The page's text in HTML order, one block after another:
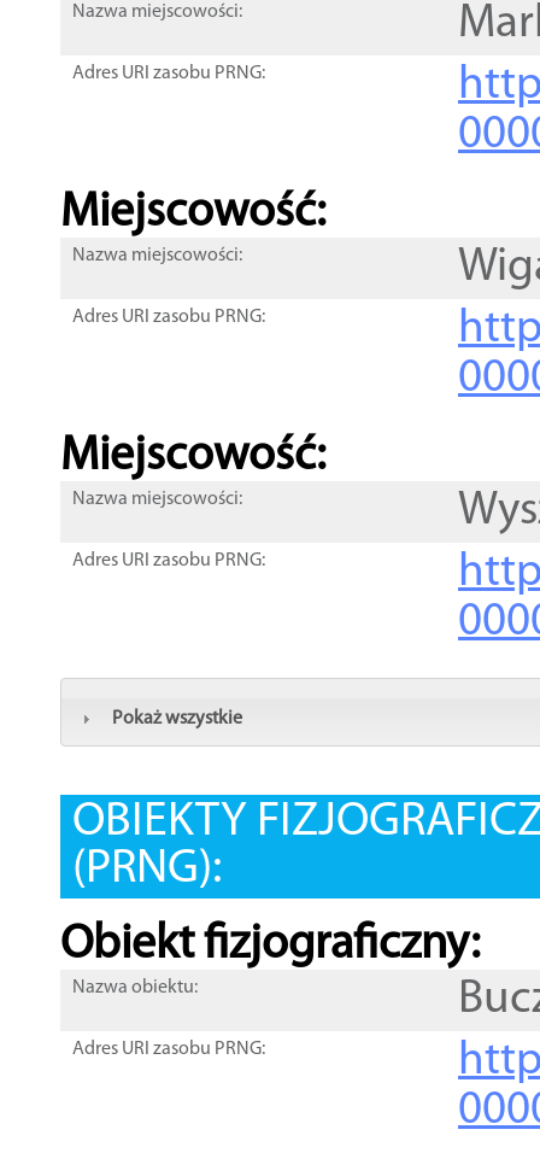
Nazwa miejscowości:
Adres URI zasobu PRNG:
Miejscowość:
Nazwa miejscowości:
Adres URI zasobu PRNG:
Miejscowość:
Nazwa miejscowości:
Adres URI zasobu PRNG:
Pokaż wszystkie
OBIEKTY
(PRNG):
Obiekt fizjograficzny:
Nazwa obiektu:
Adres URI zasobu PRNG: